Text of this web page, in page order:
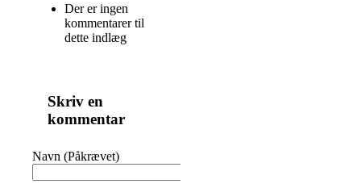
Der er ingen
kommentarer til
dette indlæg
Skriv en
kommentar
Navn (Påkrævet)